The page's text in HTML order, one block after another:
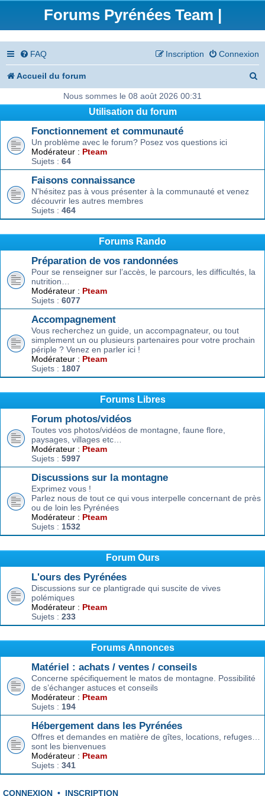
Forums Pyrénées Team |
FAQ Connexion
Inscription
Accueil du forum
e
Nous sommes le 08 août 2026 00:31
Utilisation du forum
Fonctionnement et communauté
Un problème avec le forum? Posez vos questions ici
Modérateur : Pteam
Sujets : 64
Faisons connaissance
N'hésitez pas à vous présenter à la communauté et venez
découvrir les autres membres
Sujets : 464
Forums Rando
Préparation de vos randonnées
Pour se renseigner sur l’accès, le parcours, les difficultés, la
nutrition…
Modérateur : Pteam
Sujets : 6077
Accompagnement
Vous recherchez un guide, un accompagnateur, ou tout
simplement un ou plusieurs partenaires pour votre prochain
périple ? Venez en parler ici !
Modérateur : Pteam
Sujets : 1807
Forums Libres
Forum photos/vidéos
Toutes vos photos/vidéos de montagne, faune flore,
paysages, villages etc…
Modérateur : Pteam
Sujets : 5997
Discussions sur la montagne
Exprimez vous !
Parlez nous de tout ce qui vous interpelle concernant de près
ou de loin les Pyrénées
Modérateur : Pteam
Sujets : 1532
Forum Ours
L'ours des Pyrénées
Discussions sur ce plantigrade qui suscite de vives
polémiques
Modérateur : Pteam
Sujets : 233
Forums Annonces
Matériel : achats / ventes / conseils
Concerne spécifiquement le matos de montagne. Possibilité
de s’échanger astuces et conseils
Modérateur : Pteam
Sujets : 194
Hébergement dans les Pyrénées
Offres et demandes en matière de gîtes, locations, refuges…
sont les bienvenues
Modérateur : Pteam
Sujets : 341
CONNEXION • INSCRIPTION